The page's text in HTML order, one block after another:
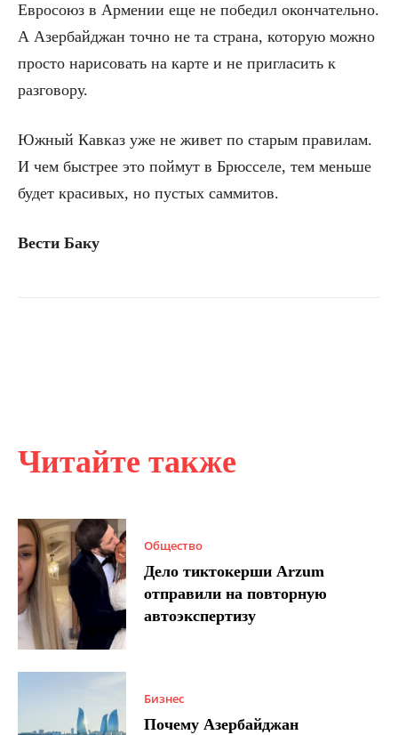
Читайте также
Общество
Дело тиктокерши Arzum
отправили на повторную
автоэкспертизу
Бизнес
Почему Азербайджан
Евросоюз в Армении еще не победил окончательно.
А Азербайджан точно не та страна, которую можно
просто нарисовать на карте и не пригласить к
разговору.
Южный Кавказ уже не живет по старым правилам.
И чем быстрее это поймут в Брюсселе, тем меньше
будет красивых, но пустых саммитов.
Вести Баку